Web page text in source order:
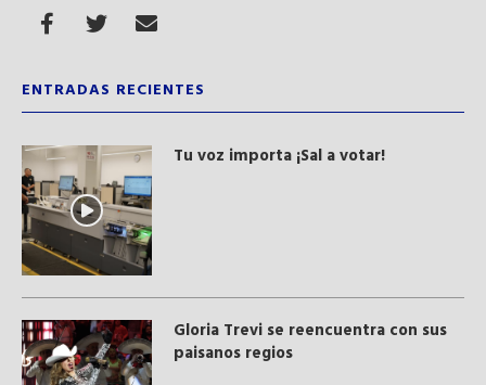
ENTRADAS RECIENTES
Tu voz importa ¡Sal a votar!
Gloria Trevi se reencuentra con sus
paisanos regios